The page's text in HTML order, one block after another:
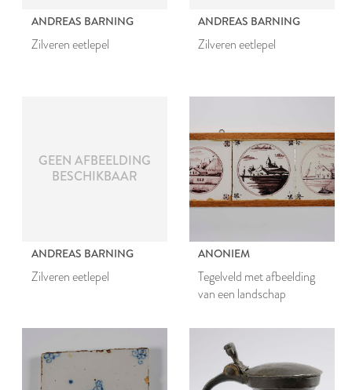
ANDREAS BARNING
Zilveren eetlepel
ANDREAS BARNING
Zilveren eetlepel
GEEN AFBEELDING
BESCHIKBAAR
ANDREAS BARNING
Zilveren eetlepel
ANONIEM
Tegelveld met afbeelding
van een landschap